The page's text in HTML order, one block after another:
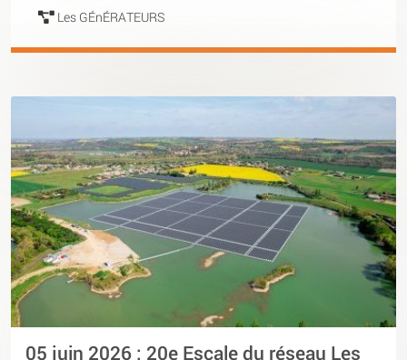
Les GÉnÉRATEURS
05 juin 2026 : 20e Escale du réseau Les